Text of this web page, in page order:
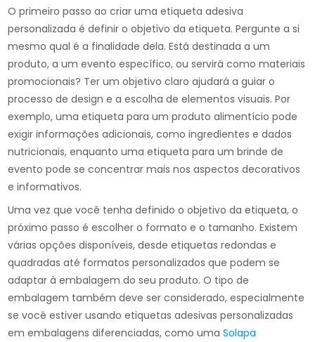
O primeiro passo ao criar uma etiqueta adesiva
personalizada é definir o objetivo da etiqueta. Pergunte a si
mesmo qual é a finalidade dela. Está destinada a um
produto, a um evento específico, ou servirá como materiais
promocionais? Ter um objetivo claro ajudará a guiar o
processo de design e a escolha de elementos visuais. Por
exemplo, uma etiqueta para um produto alimentício pode
exigir informações adicionais, como ingredientes e dados
nutricionais, enquanto uma etiqueta para um brinde de
evento pode se concentrar mais nos aspectos decorativos
e informativos.
Uma vez que você tenha definido o objetivo da etiqueta, o
próximo passo é escolher o formato e o tamanho. Existem
várias opções disponíveis, desde etiquetas redondas e
quadradas até formatos personalizados que podem se
adaptar à embalagem do seu produto. O tipo de
embalagem também deve ser considerado, especialmente
se você estiver usando etiquetas adesivas personalizadas
em embalagens diferenciadas, como umaSolapa